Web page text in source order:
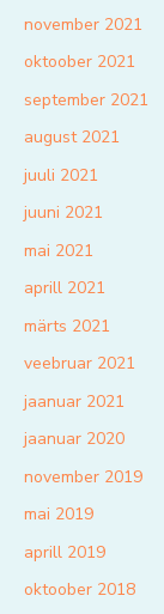
november 2021
oktoober 2021
september 2021
august 2021
juuli 2021
juuni 2021
mai 2021
aprill 2021
märts 2021
veebruar 2021
jaanuar 2021
jaanuar 2020
november 2019
mai 2019
aprill 2019
oktoober 2018